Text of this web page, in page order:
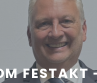
FESTAKT